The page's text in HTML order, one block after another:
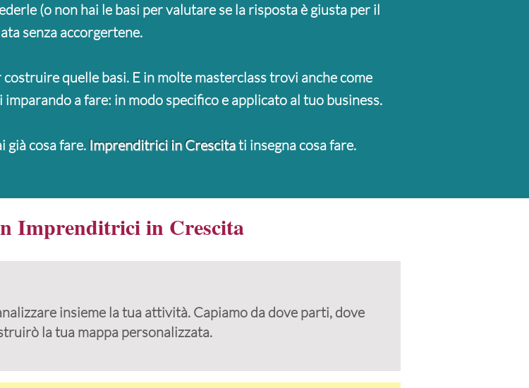
(o non hai le basi per valutare se la risposta è giusta per il
senza accorgertene.
quelle basi. E in molte masterclass trovi anche come
a fare: in modo specifico e applicato al tuo business.
già cosa fare. Imprenditrici in Crescitati insegna cosa fare.
Imprenditrici in Crescita
insieme la tua attività. Capiamo da dove parti, dove
la tua mappa personalizzata.